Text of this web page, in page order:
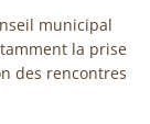
municipal
la prise
des rencontres